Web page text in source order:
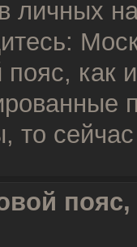
личных
пояс, как
то